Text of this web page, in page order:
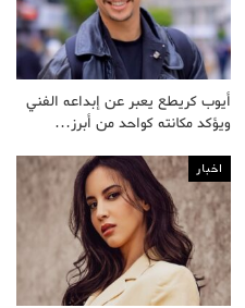
أيوب كريطع يعبر عن إبداعه الفني
ويؤكد مكانته كواحد من أبرز…
اخبار